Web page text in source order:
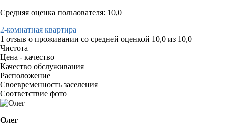
Средняя оценка пользователя: 10,0
2-комнатная квартира
1 отзыв о проживании со средней оценкой 10,0 из 10,0
Чистота
Цена - качество
Качество обслуживания
Расположение
Своевременность заселения
Соответствие фото
Олег